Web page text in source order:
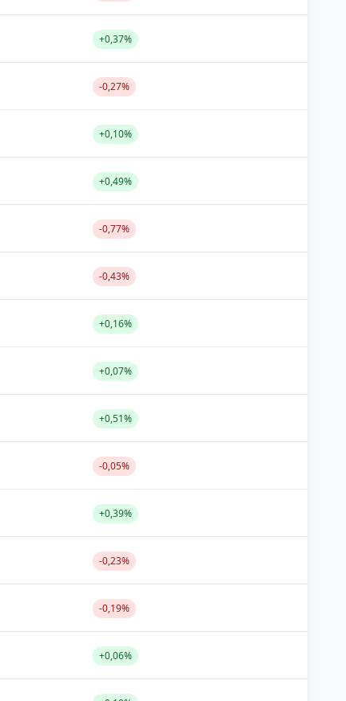
+0,37%
-0,27%
+0,10%
+0,49%
-0,77%
-0,43%
+0,16%
+0,07%
+0,51%
-0,05%
+0,39%
-0,23%
-0,19%
+0,06%